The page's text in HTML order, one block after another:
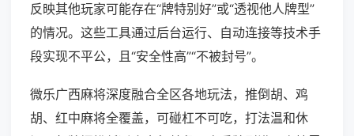
反映其他玩家可能存在“牌特别好”或“透视他人牌型”
的情况。这些工具通过后台运行、自动连接等技术手
段实现不平公，且“安全性高”“不被封号”。
微乐广西麻将深度融合全区各地玩法，推倒胡、鸡
胡、红中麻将全覆盖，可碰杠不可吃，打法温和休